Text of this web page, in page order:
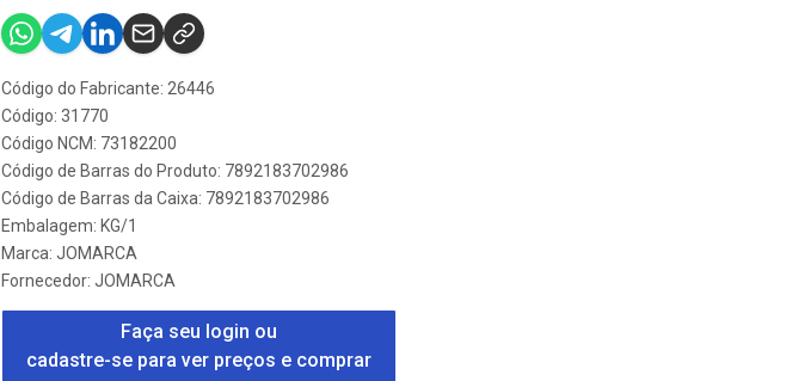
Código do Fabricante: 26446
Código: 31770
Código NCM: 73182200
Código de Barras do Produto: 7892183702986
Código de Barras da Caixa: 7892183702986
Embalagem: KG/1
Marca: JOMARCA
Fornecedor: JOMARCA
Faça seu login ou
cadastre-se para ver preços e comprar